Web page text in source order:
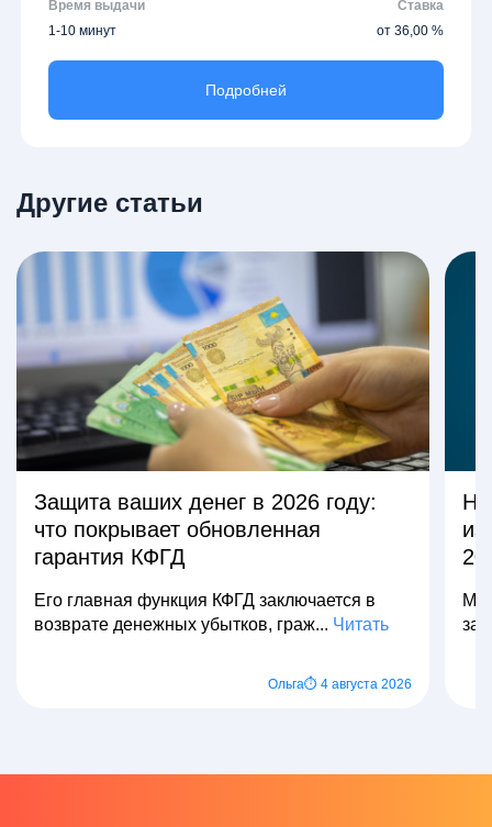
Время выдачи
Ставка
1-10 минут
от 36,00 %
Подробней
Другие статьи
Защита ваших денег в 2026 году:
что покрывает обновленная
гарантия КФГД
Его главная функция КФГД заключается в
возврате денежных убытков, граж... Читать
Ольга⏱ 4 августа 2026